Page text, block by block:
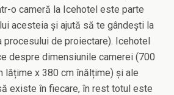
o cameră la Icehotel este parte
acesteia și ajută să te gândești la
procesului de proiectare). Icehotel
despre dimensiunile camerei (700
lățime x 380 cm înălțime) și ale
existe în fiecare, în rest totul este